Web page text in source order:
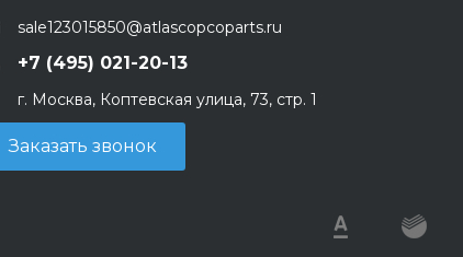
sale123015850@atlascopcoparts.ru
+7 (495) 021-20-13
г. Москва, Коптевская улица, 73, стр. 1
Заказать звонок